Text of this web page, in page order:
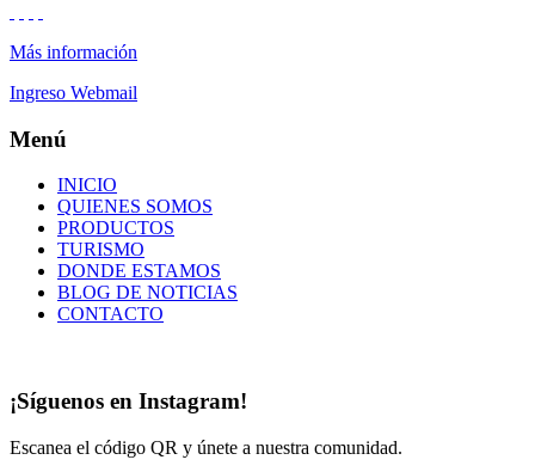
Más información
Ingreso Webmail
Menú
INICIO
QUIENES SOMOS
PRODUCTOS
TURISMO
DONDE ESTAMOS
BLOG DE NOTICIAS
CONTACTO
¡Síguenos en Instagram!
Escanea el código QR y únete a nuestra comunidad.